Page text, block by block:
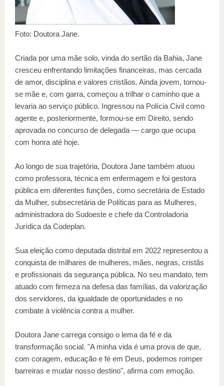
Foto: Doutora Jane.
Criada por uma mãe solo, vinda do sertão da Bahia, Jane
cresceu enfrentando limitações financeiras, mas cercada
de amor, disciplina e valores cristãos. Ainda jovem, tornou-
se mãe e, com garra, começou a trilhar o caminho que a
levaria ao serviço público. Ingressou na Polícia Civil como
agente e, posteriormente, formou-se em Direito, sendo
aprovada no concurso de delegada — cargo que ocupa
com honra até hoje.
Ao longo de sua trajetória, Doutora Jane também atuou
como professora, técnica em enfermagem e foi gestora
pública em diferentes funções, como secretária de Estado
da Mulher, subsecretária de Políticas para as Mulheres,
administradora do Sudoeste e chefe da Controladoria
Jurídica da Codeplan.
Sua eleição como deputada distrital em 2022 representou a
conquista de milhares de mulheres, mães, negras, cristãs
e profissionais da segurança pública. No seu mandato, tem
atuado com firmeza na defesa das famílias, da valorização
dos servidores, da igualdade de oportunidades e no
combate à violência contra a mulher.
Doutora Jane carrega consigo o lema da fé e da
transformação social. "A minha vida é uma prova de que,
com coragem, educação e fé em Deus, podemos romper
barreiras e mudar nosso destino", afirma com emoção.